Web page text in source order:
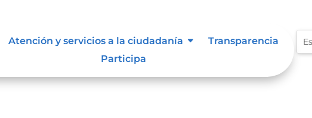
Atención y servicios a la ciudadanía
Transparencia
Participa
consulte/recursos/publicaciones